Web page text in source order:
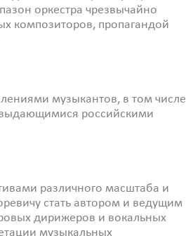
оркестра чрезвычайно
композиторов, пропагандой
музыкантов, в том числе
российскими
различного масштаба и
стать автором и ведущим
дирижеров и вокальных
музыкальных